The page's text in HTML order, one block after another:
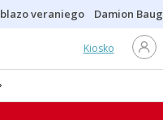
veraniego Damion
Kiosko